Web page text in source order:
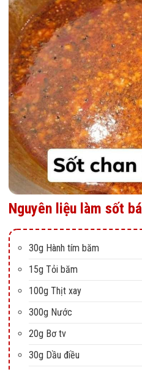
Nguyên liệu làm sốt
30g Hành tím băm
15g Tỏi băm
100g Thịt xay
300g Nước
20g Bơ tv
30g Dầu điều